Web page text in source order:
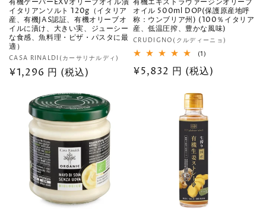
有機ケーパーEXVオリーブオイル漬
イタリアンソルト 120g（イタリア
産、有機JAS認証、有機オリーブオ
イルに漬け、大きい実、ジューシー
な食感、魚料理・ピザ・パスタに最
適）
販
売
CASA RINALDI(カーサリナルディ)
通
¥1,296 円 (税込)
有機エキストラヴァージンオリーブ
オイル 500ml DOP(保護原産地呼
称：ウンブリア州) (100％イタリア
産、低温圧搾、豊かな風味)
販
売
元:
CRUDIGNO(クルディーニョ)
(1)
ビ
ュ
計
通
¥5,832 円 (税込)